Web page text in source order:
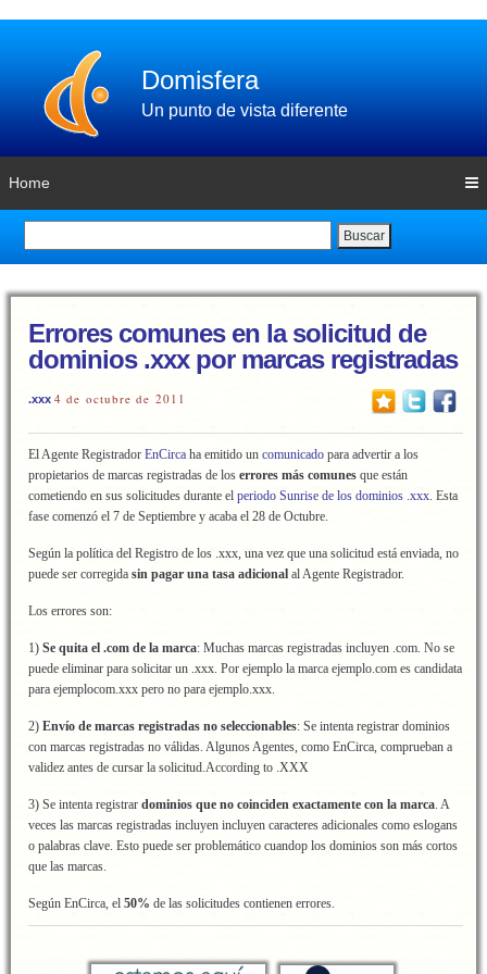
Domisfera
Un punto de vista diferente
Home
Buscar
Errores comunes en la solicitud de
dominios .xxx por marcas registradas
.xxx 4 de octubre de 2011
El Agente Registrador EnCirca ha emitido un comunicado para advertir a los
propietarios de marcas registradas de los errores más comunes que están
cometiendo en sus solicitudes durante el periodo Sunrise de los dominios .xxx. Esta
fase comenzó el 7 de Septiembre y acaba el 28 de Octubre.
Según la política del Registro de los .xxx, una vez que una solicitud está enviada, no
puede ser corregida sin pagar una tasa adicional al Agente Registrador.
Los errores son:
1) Se quita el .com de la marca: Muchas marcas registradas incluyen .com. No se
puede eliminar para solicitar un .xxx. Por ejemplo la marca ejemplo.com es candidata
para ejemplocom.xxx pero no para ejemplo.xxx.
2) Envío de marcas registradas no seleccionables: Se intenta registrar dominios
con marcas registradas no válidas. Algunos Agentes, como EnCirca, comprueban a
validez antes de cursar la solicitud.According to .XXX
3) Se intenta registrar dominios que no coinciden exactamente con la marca. A
veces las marcas registradas incluyen incluyen caracteres adicionales como eslogans
o palabras clave. Esto puede ser problemático cuandop los dominios son más cortos
que las marcas.
Según EnCirca, el 50% de las solicitudes contienen errores.